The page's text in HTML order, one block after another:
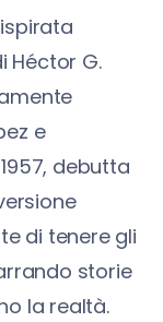
Héctor G.
e
debutta
di tenere gli
storie
la realtà.